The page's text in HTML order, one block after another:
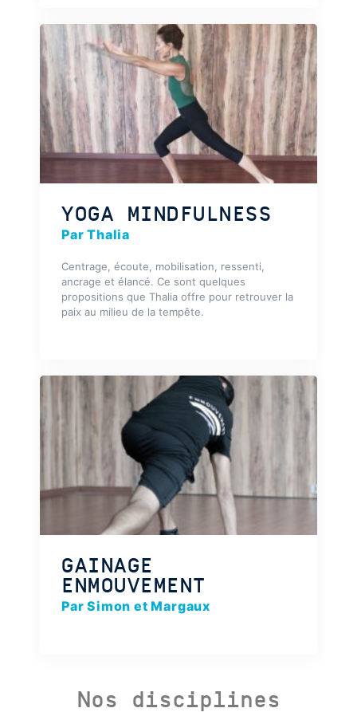
YOGA MINDFULNESS
Par Thalia
Centrage, écoute, mobilisation, ressenti,
ancrage et élancé. Ce sont quelques
propositions que Thalia offre pour retrouver la
paix au milieu de la tempête.
GAINAGE
ENMOUVEMENT
Par Simon et Margaux
Nos disciplines